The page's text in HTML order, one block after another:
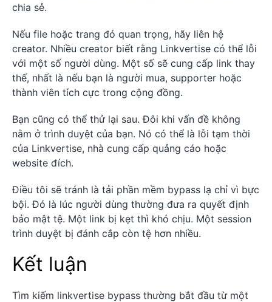
chia sẻ.
Nếu file hoặc trang đó quan trọng, hãy liên hệ
creator. Nhiều creator biết rằng Linkvertise có thể lỗi
với một số người dùng. Một số sẽ cung cấp link thay
thế, nhất là nếu bạn là người mua, supporter hoặc
thành viên tích cực trong cộng đồng.
Bạn cũng có thể thử lại sau. Đôi khi vấn đề không
nằm ở trình duyệt của bạn. Nó có thể là lỗi tạm thời
của Linkvertise, nhà cung cấp quảng cáo hoặc
website đích.
Điều tôi sẽ tránh là tải phần mềm bypass lạ chỉ vì bực
bội. Đó là lúc người dùng thường đưa ra quyết định
bảo mật tệ. Một link bị kẹt thì khó chịu. Một session
trình duyệt bị đánh cắp còn tệ hơn nhiều.
Kết luận
Tìm kiếm linkvertise bypass thường bắt đầu từ một